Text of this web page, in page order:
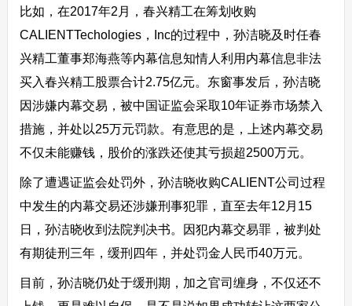
比如，在2017年2月，春兴精工在筹划收购
CALIENTTechologies，Inc的过程中，孙洁晓及时任春
兴精工董事郑海燕等内幕信息知情人利用内幕信息非法
买入春兴精工股票合计2.75亿元。东窗事发后，孙洁晓
因涉嫌内幕交易，被中国证监会采取10年证券市场禁入
措施，并处以25万元罚款。有意思的是，上述内幕交易
不仅未能赚钱，股价的涨跌还使其亏损超2500万元。
除了遭遇证监会处罚外，孙洁晓收购CALIENT公司过程
中发生的内幕交易还涉嫌刑事犯罪，直至去年12月15
日，孙洁晓收到法院判决书。因犯内幕交易罪，被判处
有期徒刑三年，缓刑四年，并处罚金人民币40万元。
目前，孙洁晓仍处于缓刑期，加之官司缠身，不仅还不